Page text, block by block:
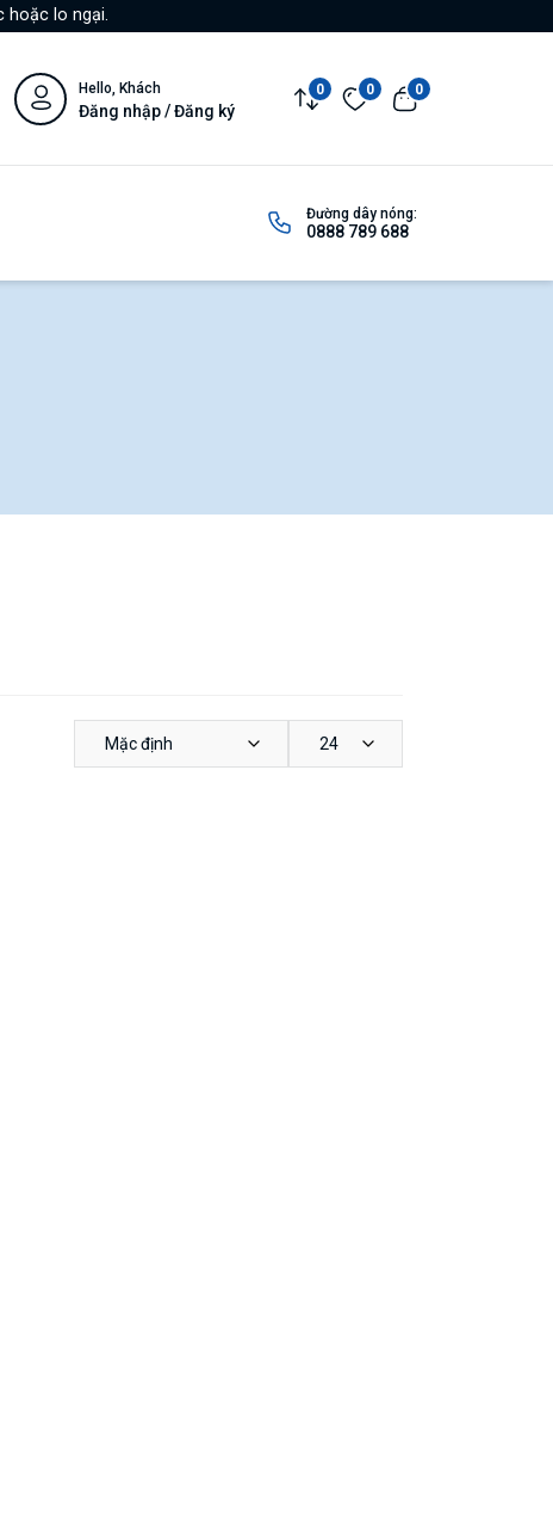
hoặc lo ngại.
Hello, Khách
Đăng nhập / Đăng ký
0 0 0
Đường dây nóng:
0888 789 688
Mặc định 24